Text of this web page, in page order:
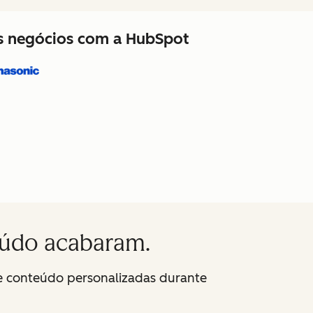
negócios com a HubSpot
acabaram.
conteúdo personalizadas durante